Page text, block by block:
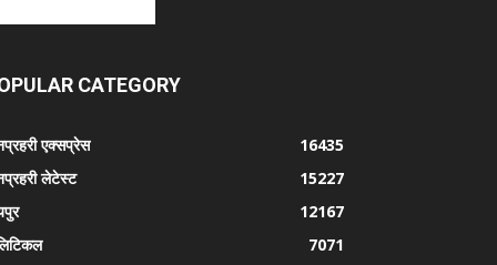
CATEGORY
एक्सप्रेस
16435
लेटेस्ट
15227
12167
7071